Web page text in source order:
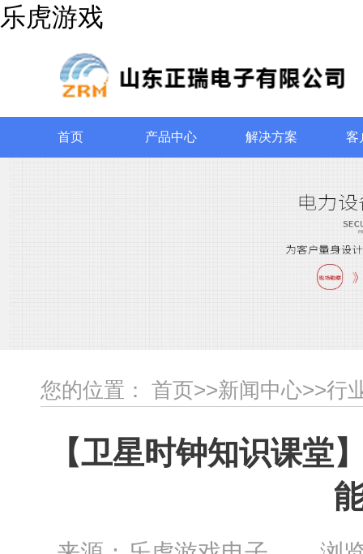
乐虎游戏
首页 产品中心 解决方案 客
您的位置： 首页>>新闻中心>>行
【卫星时钟知识课堂